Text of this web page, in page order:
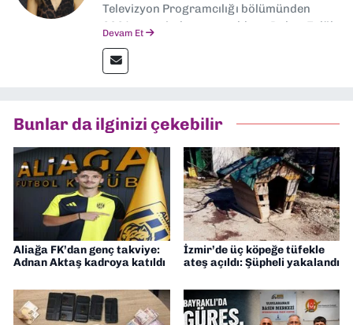
Televizyon Programcılığı bölümünden
2024 senesinde mezun oldum. Dokuz Eylül
editörlük görevini de üstleniyorum.
Devam Et
Bunlar da ilginizi çekebilir
Aliağa FK’dan genç takviye:
Adnan Aktaş kadroya katıldı
İzmir’de üç köpeğe tüfekle
ateş açıldı: Şüpheli yakalandı